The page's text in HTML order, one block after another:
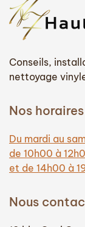
Conseils,
nettoyage
Nos horaires
Du mardi au
de 10h00 à
et de 14h00 à
Nous